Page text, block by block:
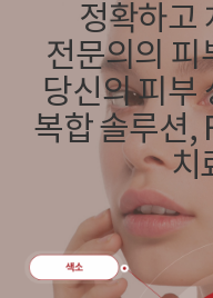
정확하고
전문의의
당신의 피부
복합 솔루션,
치